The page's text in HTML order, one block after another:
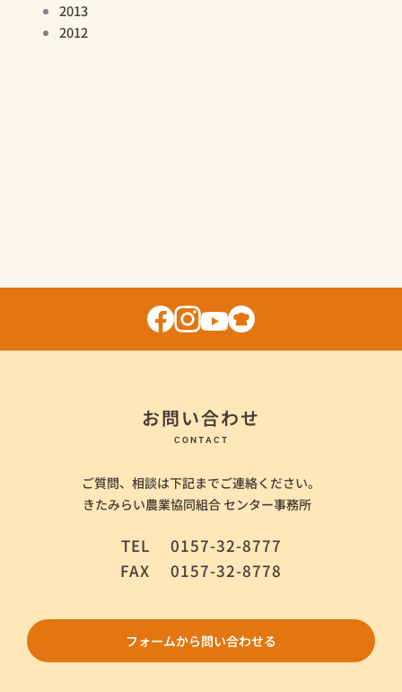
2013
2012
お問い合わせ
CONTACT
ご質問、相談は下記までご連絡ください。
きたみらい農業協同組合 センター事務所
TEL 0157-32-8777
FAX 0157-32-8778
フォームから問い合わせる